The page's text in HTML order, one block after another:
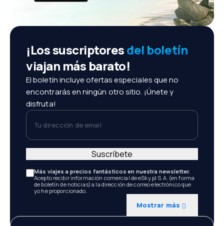
¡Los suscriptoresdel boletín
viajan más barato!
El boletín incluye ofertas especiales que no
encontrarás en ningún otro sitio. ¡Únete y
disfruta!
Tu dirección de email
Más viajes a precios fantásticos en nuestra newsletter.
Acepto recibir información comercial de eSky.pl S.A. (en forma
de boletín de noticias) a la dirección de correo electrónico que
yo he proporcionado.
Mostrar más
Suscríbete